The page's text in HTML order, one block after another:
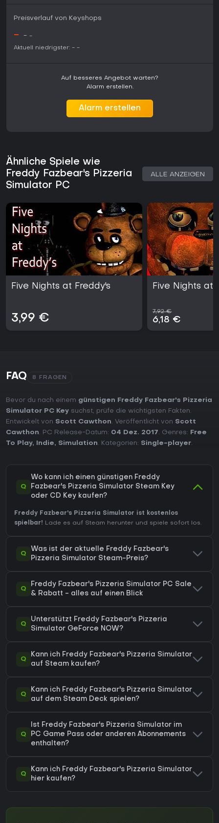
Preisverlauf von Keyshops
- - -
Aktuell niedrigster: - -
Auf besseres Angebot warten?
Alarm erstellen.
Alarm erstellen
Ähnliche Spiele wie
Freddy Fazbear's Pizzeria
Simulator PC
ALLE ANZEIGEN
Five Nights at Freddy's
3,99 €
Five Nights at
7,92 €
6,18 €
FAQ 8 FRAGEN
Bevor du nach einem günstigen Freddy Fazbear's Pizzeria
Simulator PC Key suchst, prüfe die wichtigsten Fakten.
Entwickelt von Scott Cawthon. Veröffentlicht von Scott
Cawthon. PC Release-Datum: 04 Dez. 2017. Genres:
Free
To Play, Indie, Simulation. Kategorien: Single-player.
Q
Wo kann ich einen günstigen Freddy
Fazbear's Pizzeria Simulator Steam Key
oder CD Key kaufen?
Freddy Fazbear's Pizzeria Simulator ist kostenlos
spielbar! Lade es auf Steam herunter und spiele sofort los.
Q
Was ist der aktuelle Freddy Fazbear's
Pizzeria Simulator Steam-Preis?
Q
Freddy Fazbear's Pizzeria Simulator PC Sale
& Rabatt - alles auf einen Blick
Q
Unterstützt Freddy Fazbear's Pizzeria
Simulator GeForce NOW?
Q
Kann ich Freddy Fazbear's Pizzeria Simulator
auf Steam kaufen?
Q
Kann ich Freddy Fazbear's Pizzeria Simulator
auf dem Steam Deck spielen?
Q
Ist Freddy Fazbear's Pizzeria Simulator im
PC Game Pass oder anderen Abonnements
enthalten?
Q
Kann ich Freddy Fazbear's Pizzeria Simulator
hier kaufen?